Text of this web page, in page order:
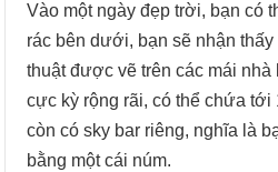
Vào một ngày đẹp trời, bạn có
rác bên dưới, bạn sẽ nhận
thuật được vẽ trên các mái
cực kỳ rộng rãi, có thể chứa
còn có sky bar riêng, nghĩa là
bằng một cái núm.